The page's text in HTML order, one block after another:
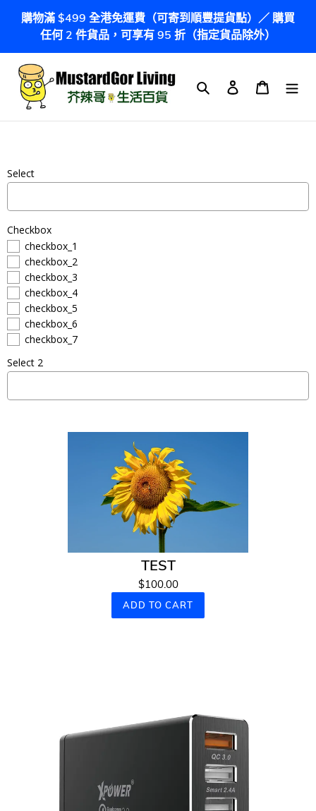
容
購物滿 $499 全港免運費（可寄到順豐提貨點）／ 購買
任何 2 件貨品，可享有 95 折（指定貨品除外）
搜尋 登入 購物車
Select
Checkbox
checkbox_1
checkbox_2
checkbox_3
checkbox_4
checkbox_5
checkbox_6
checkbox_7
Select 2
TEST
$100.00
ADD TO CART